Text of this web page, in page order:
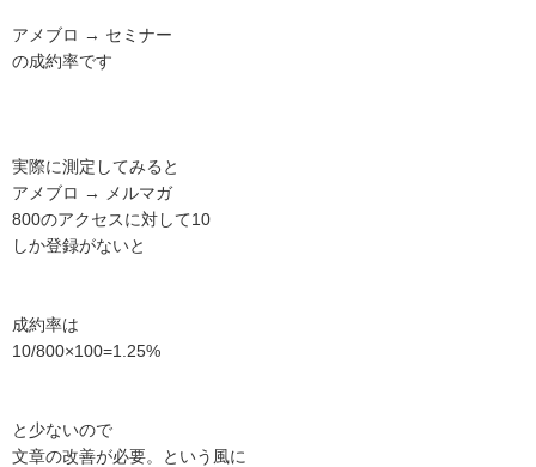
アメブロ → セミナー
の成約率です
実際に測定してみると
アメブロ → メルマガ
800のアクセスに対して10
しか登録がないと
成約率は
10/800×100=1.25%
と少ないので
文章の改善が必要。という風に